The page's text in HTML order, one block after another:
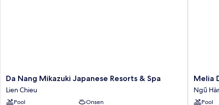
Da
Nang
Mikazuki
Da Nang Mikazuki Japanese Resorts & Spa
Lien Chieu
Pool
Onsen
Melia
Danang
Beach
Melia
Ngũ
Pool